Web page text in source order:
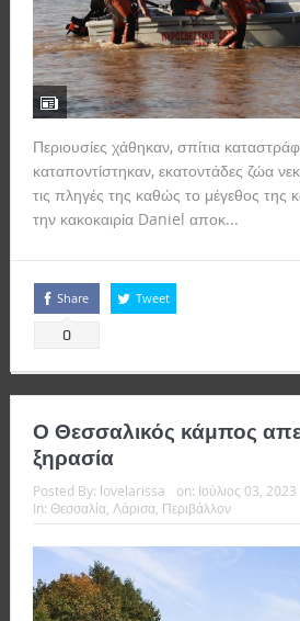
Περιουσίες χάθηκαν, σπίτια
καταποντίστηκαν, εκατοντάδες ζώα
τις πληγές της καθώς το μέγεθος της
την κακοκαιρία Daniel αποκ...
Share
0
Tweet
Ο Θεσσαλικός κάμπος
ξηρασία
Posted By: lovelarissa on: Ιούλιος 03, 2023
In: Θεσσαλία, Λάρισα, Περιβάλλον